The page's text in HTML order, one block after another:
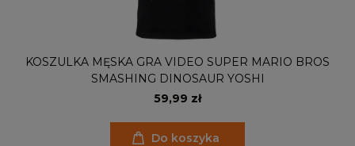
KOSZULKA MĘSKA GRA VIDEO SUPER MARIO BROS
SMASHING DINOSAUR YOSHI
59,99 zł
Do koszyka